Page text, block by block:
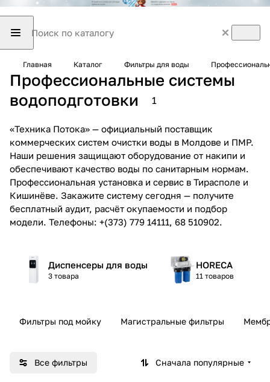
Главная Каталог Фильтры для воды
Профессиональные системы
водоподготовки
1
«Техника Потока» — официальный поставщик
коммерческих систем очистки воды в Молдове и ПМР.
Наши решения защищают оборудование от накипи и
обеспечивают качество воды по санитарным нормам.
Профессиональная установка и сервис в Тирасполе и
Кишинёве. Закажите систему сегодня — получите
бесплатный аудит, расчёт окупаемости и подбор
модели. Телефоны: +(373) 779 14111, 68 510902.
Диспенсеры для воды
3 товара
HORECA
11 товаров
Фильтры под мойку Магистральные фильтры
Все фильтры Сначала популярные